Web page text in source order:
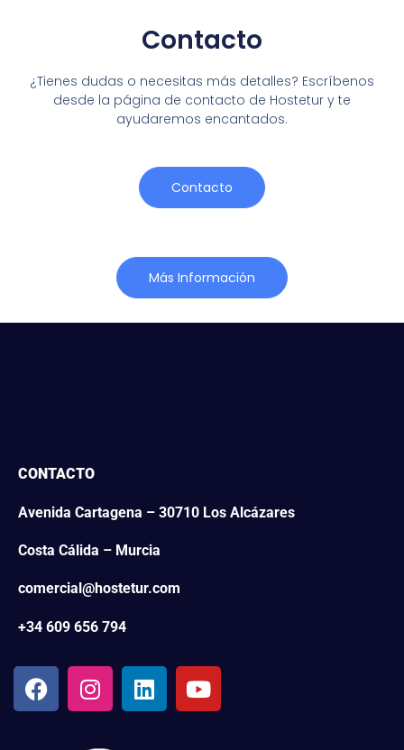
Contacto
¿Tienes dudas o necesitas más detalles? Escríbenos
desde la página de contacto de Hostetur y te
ayudaremos encantados.
Contacto
Más Información
CONTACTO
Avenida Cartagena – 30710 Los Alcázares
Costa Cálida – Murcia
comercial@hostetur.com
+34 609 656 794